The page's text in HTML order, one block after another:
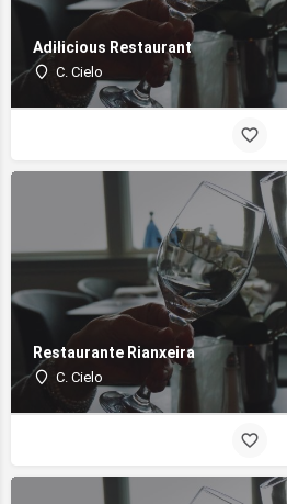
Adilicious Restaurant
C. Cielo
Restaurante Rianxeira
C. Cielo